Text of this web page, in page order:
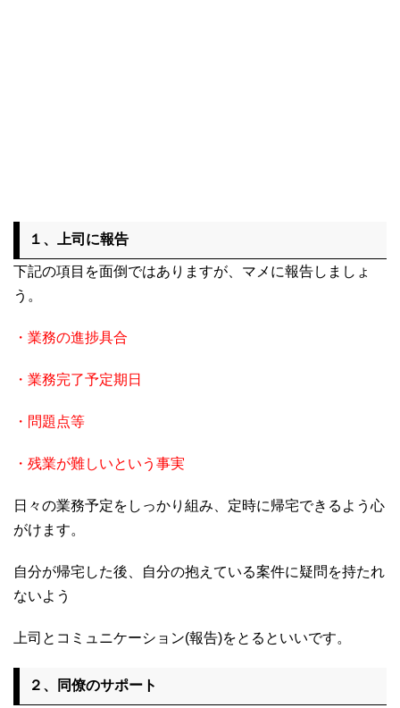
１、上司に報告
下記の項目を面倒ではありますが、マメに報告しましょ
う。
・業務の進捗具合
・業務完了予定期日
・問題点等
・残業が難しいという事実
日々の業務予定をしっかり組み、定時に帰宅できるよう心
がけます。
自分が帰宅した後、自分の抱えている案件に疑問を持たれ
ないよう
上司とコミュニケーション(報告)をとるといいです。
２、同僚のサポート